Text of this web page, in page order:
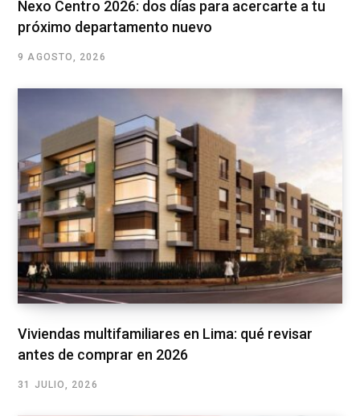
Nexo Centro 2026: dos días para acercarte a tu
próximo departamento nuevo
9 AGOSTO, 2026
Viviendas multifamiliares en Lima: qué revisar
antes de comprar en 2026
31 JULIO, 2026